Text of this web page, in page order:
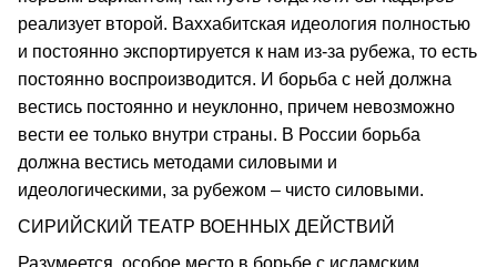
реализует второй. Ваххабитская идеология полностью
и постоянно экспортируется к нам из-за рубежа, то есть
постоянно воспроизводится. И борьба с ней должна
вестись постоянно и неуклонно, причем невозможно
вести ее только внутри страны. В России борьба
должна вестись методами силовыми и
идеологическими, за рубежом – чисто силовыми.
СИРИЙСКИЙ ТЕАТР ВОЕННЫХ ДЕЙСТВИЙ